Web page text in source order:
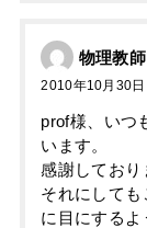
物理教師
2010年10月30
prof様、いつ
います。
感謝しており
それにして
に目にするよ